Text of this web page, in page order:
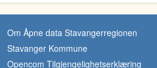
Om Åpne data Stavangerregionen
Stavanger Kommune
Opencom Tilgjengelighetserklæring